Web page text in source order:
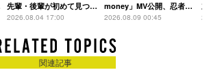
先輩・後輩が初めて見つけ
た互いの共通点とは
2026.08.04 17:00
money」MV公開、忍者と
花魁姿で世界観を体現
2026.08.09 00:45
関連記事